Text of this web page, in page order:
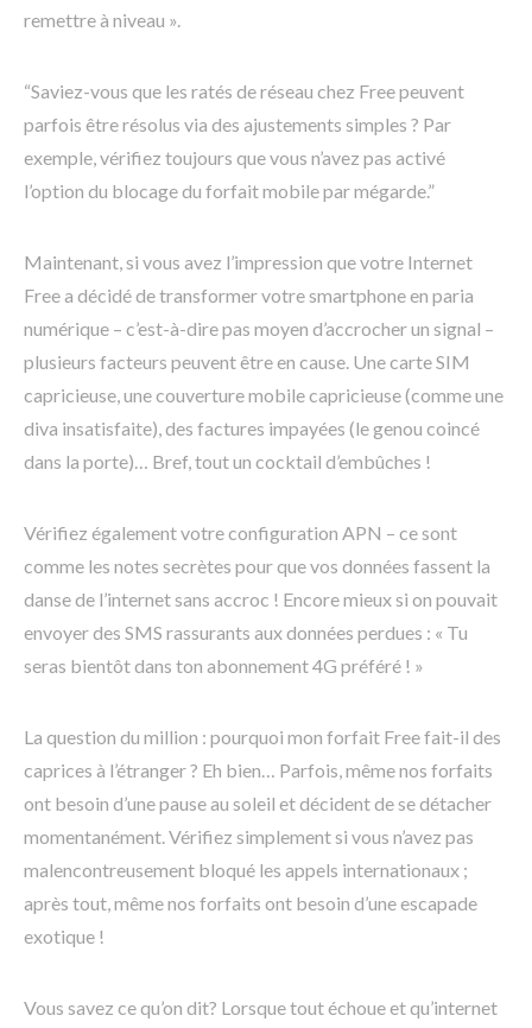
remettre à niveau ».
“Saviez-vous que les ratés de réseau chez Free peuvent
parfois être résolus via des ajustements simples ? Par
exemple, vérifiez toujours que vous n’avez pas activé
l’option du blocage du forfait mobile par mégarde.”
Maintenant, si vous avez l’impression que votre Internet
Free a décidé de transformer votre smartphone en paria
numérique – c’est-à-dire pas moyen d’accrocher un signal –
plusieurs facteurs peuvent être en cause. Une carte SIM
capricieuse, une couverture mobile capricieuse (comme une
diva insatisfaite), des factures impayées (le genou coincé
dans la porte)… Bref, tout un cocktail d’embûches !
Vérifiez également votre configuration APN – ce sont
comme les notes secrètes pour que vos données fassent la
danse de l’internet sans accroc ! Encore mieux si on pouvait
envoyer des SMS rassurants aux données perdues : « Tu
seras bientôt dans ton abonnement 4G préféré ! »
La question du million : pourquoi mon forfait Free fait-il des
caprices à l’étranger ? Eh bien… Parfois, même nos forfaits
ont besoin d’une pause au soleil et décident de se détacher
momentanément. Vérifiez simplement si vous n’avez pas
malencontreusement bloqué les appels internationaux ;
après tout, même nos forfaits ont besoin d’une escapade
exotique !
Vous savez ce qu’on dit? Lorsque tout échoue et qu’internet